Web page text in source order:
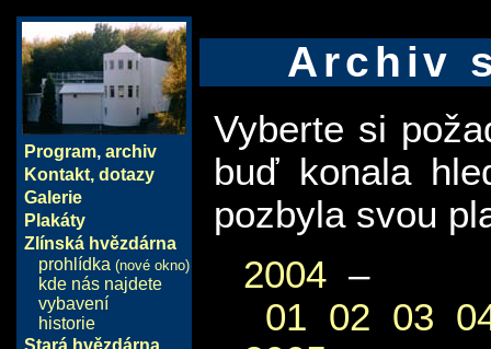
Program, archiv
Kontakt, dotazy
Galerie
Plakáty
Zlínská hvězdárna
prohlídka (nové okno)
kde nás najdete
vybavení
historie
Stará hvězdárna
Archiv
Vyberte si
buď konala
pozbyla svou
2004 –
01 02 03